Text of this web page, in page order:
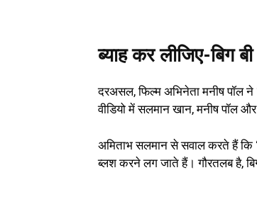
ब्याह कर लीजिए-बिग बी
दरअसल, फिल्म अभिनेता मनीष पॉल ने
वीडियो में सलमान खान, मनीष पॉल
अमिताभ सलमान से सवाल करते हैं कि
ब्लश करने लग जाते हैं। गौरतलब है,